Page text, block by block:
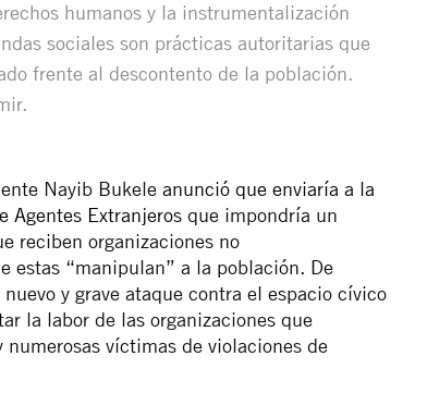
humanos y la instrumentalización
sociales son prácticas autoritarias que
frente al descontento de la población.
Nayib Bukele anunció que enviaría a la
Agentes Extranjeros que impondría un
reciben organizaciones no
estas “manipulan” a la población. De
y grave ataque contra el espacio cívico
la labor de las organizaciones que
víctimas de violaciones de